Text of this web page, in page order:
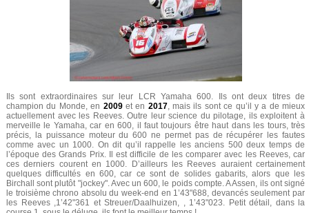
Ils sont extraordinaires sur leur LCR Yamaha 600. Ils ont deux titres de
champion du Monde, en 2009et en 2017, mais ils sont ce qu’il y a de mieux
actuellement avec les Reeves. Outre leur science du pilotage, ils exploitent à
merveille le Yamaha, car en 600, il faut toujours être haut dans les tours, très
précis, la puissance moteur du 600 ne permet pas de récupérer les fautes
comme avec un 1000. On dit qu’il rappelle les anciens 500 deux temps de
l’époque des Grands Prix. Il est difficile de les comparer avec les Reeves, car
ces derniers courent en 1000. D’ailleurs les Reeves auraient certainement
quelques difficultés en 600, car ce sont de solides gabarits, alors que les
Birchall sont plutôt "jockey". Avec un 600, le poids compte. A Assen, ils ont signé
le troisième chrono absolu du week-end en 1’43"688, devancés seulement par
les Reeves ,1’42"361 et Streuer/Daalhuizen, , 1’43"023. Petit détail, dans la